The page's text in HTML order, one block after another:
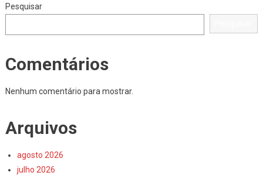
Pesquisar
Comentários
Nenhum comentário para mostrar.
Arquivos
agosto 2026
julho 2026